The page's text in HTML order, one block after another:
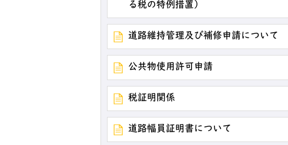
る税の特例措置）
道路維持管理及び補修申請について
公共物使用許可申請
税証明関係
道路幅員証明書について